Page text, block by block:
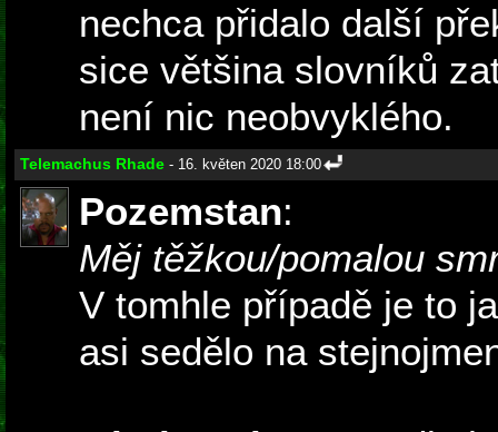
nechca přidalo další
sice většina slovníků
není nic neobvyklého.
Telemachus Rhade - 16. květen 2020 18:00
Pozemstan:
Měj těžkou/pomalou
V tomhle případě je to
asi sedělo na